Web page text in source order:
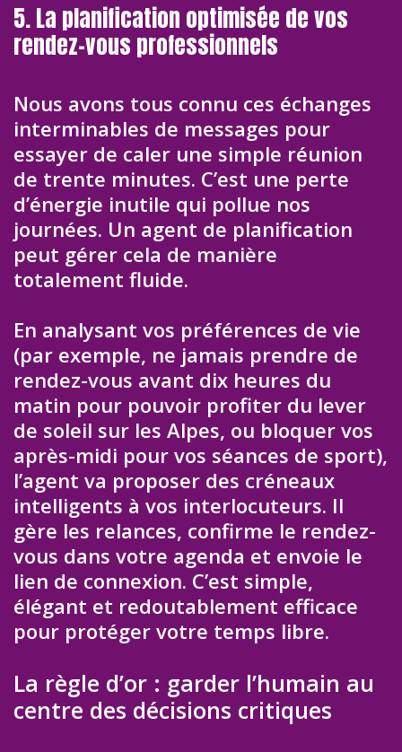
5. La planification optimisée de vos
rendez-vous professionnels
Nous avons tous connu ces échanges
interminables de messages pour
essayer de caler une simple réunion
de trente minutes. C’est une perte
d’énergie inutile qui pollue nos
journées. Un agent de planification
peut gérer cela de manière
totalement fluide.
En analysant vos préférences de vie
(par exemple, ne jamais prendre de
rendez-vous avant dix heures du
matin pour pouvoir profiter du lever
de soleil sur les Alpes, ou bloquer vos
après-midi pour vos séances de sport),
l’agent va proposer des créneaux
intelligents à vos interlocuteurs. Il
gère les relances, confirme le rendez-
vous dans votre agenda et envoie le
lien de connexion. C’est simple,
élégant et redoutablement efficace
pour protéger votre temps libre.
La règle d’or : garder l’humain au
centre des décisions critiques